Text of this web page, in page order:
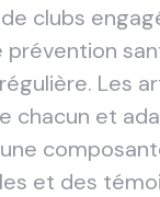
clubs
prévention
Les
chacun et
et des